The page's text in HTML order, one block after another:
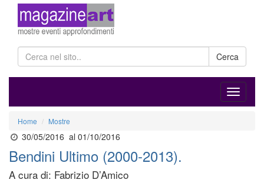
Cerca
Home Mostre
30/05/2016 al 01/10/2016
Bendini Ultimo (2000-2013).
A cura di: Fabrizio D’Amico